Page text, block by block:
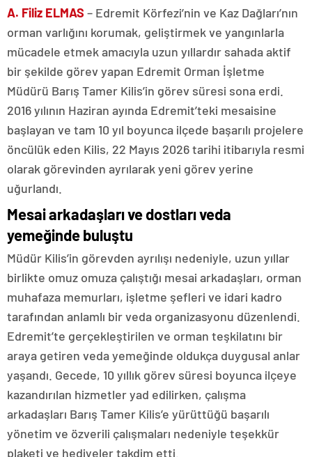
A. Filiz ELMAS – Edremit Körfezi’nin ve Kaz Dağları’nın
orman varlığını korumak, geliştirmek ve yangınlarla
mücadele etmek amacıyla uzun yıllardır sahada aktif
bir şekilde görev yapan Edremit Orman İşletme
Müdürü Barış Tamer Kilis’in görev süresi sona erdi.
2016 yılının Haziran ayında Edremit’teki mesaisine
başlayan ve tam 10 yıl boyunca ilçede başarılı projelere
öncülük eden Kilis, 22 Mayıs 2026 tarihi itibarıyla resmi
olarak görevinden ayrılarak yeni görev yerine
uğurlandı.
Mesai arkadaşları ve dostları veda
yemeğinde buluştu
Müdür Kilis’in görevden ayrılışı nedeniyle, uzun yıllar
birlikte omuz omuza çalıştığı mesai arkadaşları, orman
muhafaza memurları, işletme şefleri ve idari kadro
tarafından anlamlı bir veda organizasyonu düzenlendi.
Edremit’te gerçekleştirilen ve orman teşkilatını bir
araya getiren veda yemeğinde oldukça duygusal anlar
yaşandı. Gecede, 10 yıllık görev süresi boyunca ilçeye
kazandırılan hizmetler yad edilirken, çalışma
arkadaşları Barış Tamer Kilis’e yürüttüğü başarılı
yönetim ve özverili çalışmaları nedeniyle teşekkür
plaketi ve hediyeler takdim etti.